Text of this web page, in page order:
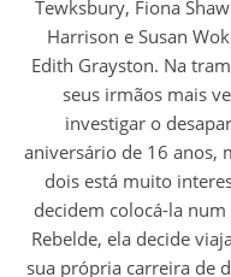
Tewksbury, Fiona
Harrison e Susan
Edith Grayston. Na
seus irmãos mais
investigar o
aniversário de 16 anos,
dois está muito
decidem colocá-la
Rebelde, ela decide
sua própria carreira de